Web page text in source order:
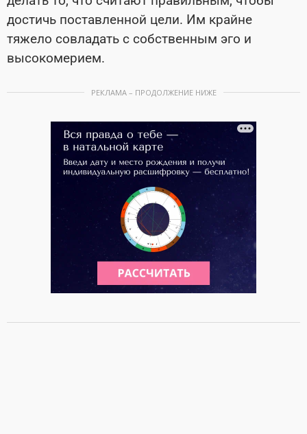
достичь поставленной цели. Им крайне
тяжело совладать с собственным эго и
высокомерием.
РЕКЛАМА – ПРОДОЛЖЕНИЕ НИЖЕ